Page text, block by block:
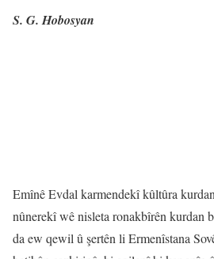
S. G. Hobosyan
Emînê Evdal karmendekî kûltûra
nûnerekî wê nisleta ronakbîrên kurdan
da ew qewil û şertên li Ermenîstana